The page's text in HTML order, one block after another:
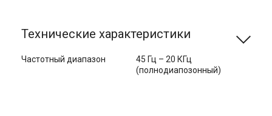
Технические характеристики
Частотный диапазон
45 Гц – 20 КГц
(полнодиапозонный)